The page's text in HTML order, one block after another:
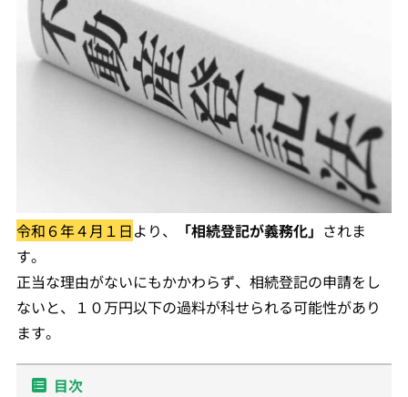
令和６年４月１日より、 「相続登記が義務化」 されま
す。
正当な理由がないにもかかわらず、相続登記の申請をし
ないと、１０万円以下の過料が科せられる可能性があり
ます。
目次